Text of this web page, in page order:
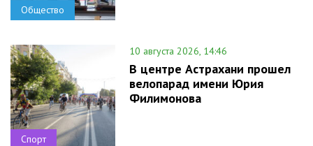
Общество
Спорт
10 августа 2026, 14:46
В центре Астрахани прошел
велопарад имени Юрия
Филимонова